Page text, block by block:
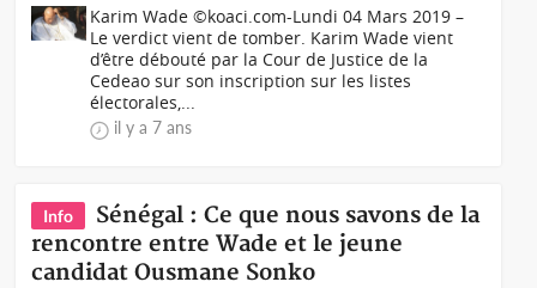
Karim Wade ©koaci.com-Lundi 04 Mars 2019 –
Le verdict vient de tomber. Karim Wade vient
d’être débouté par la Cour de Justice de la
Cedeao sur son inscription sur les listes
électorales,...
il y a 7 ans
Info
Sénégal : Ce que nous savons de la
rencontre entre Wade et le jeune
candidat Ousmane Sonko